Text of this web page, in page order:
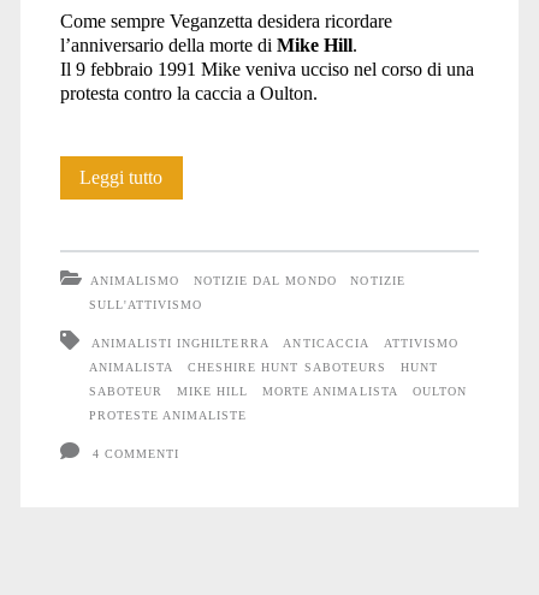
Come sempre Veganzetta desidera ricordare
l’anniversario della morte di Mike Hill.
Il 9 febbraio 1991 Mike veniva ucciso nel corso di una
protesta contro la caccia a Oulton.
Leggi tutto33
moriva
Mike
Hill
ANIMALISMO NOTIZIE DAL MONDO
NOTIZIE
SULL'ATTIVISMO
ANIMALISTI INGHILTERRA ANTICACCIA
ATTIVISMO
ANIMALISTA
CHESHIRE HUNT SABOTEURS
HUNT
SABOTEUR
MIKE HILL MORTE ANIMALISTA
OULTON
PROTESTE ANIMALISTE
4 COMMENTI